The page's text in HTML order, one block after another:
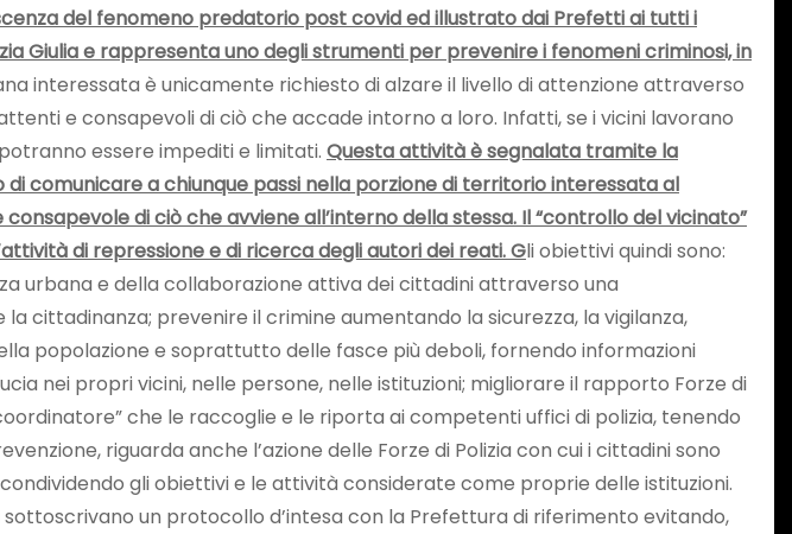
del fenomeno predatorio post covid ed illustrato dai Prefetti ai tutti i
Giulia e rappresenta uno degli strumenti per prevenire i fenomeni criminosi, in
interessata è unicamente richiesto di alzare il livello di attenzione attraverso
e consapevoli di ciò che accade intorno a loro. Infatti, se i vicini lavorano
essere impediti e limitati. Questa attività è segnalata tramite la
comunicare a chiunque passi nella porzione di territorio interessata al
di ciò che avviene all’interno della stessa. Il “controllo del vicinato”
di repressione e di ricerca degli autori dei reati. Gli obiettivi quindi sono:
urbana e della collaborazione attiva dei cittadini attraverso una
cittadinanza; prevenire il crimine aumentando la sicurezza, la vigilanza,
popolazione e soprattutto delle fasce più deboli, fornendo informazioni
nei propri vicini, nelle persone, nelle istituzioni; migliorare il rapporto Forze di
che le raccoglie e le riporta ai competenti uffici di polizia, tenendo
riguarda anche l’azione delle Forze di Polizia con cui i cittadini sono
gli obiettivi e le attività considerate come proprie delle istituzioni.
un protocollo d’intesa con la Prefettura di riferimento evitando,